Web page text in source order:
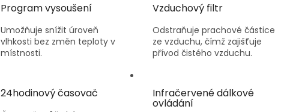
Program vysoušení
Umožňuje snížit úroveň
vlhkosti bez změn teploty v
místnosti.
Vzduchový filtr
Odstraňuje prachové částice
ze vzduchu, čímž zajišťuje
přívod čistého vzduchu.
24hodinový časovač Infračervené dálkové
ovládání